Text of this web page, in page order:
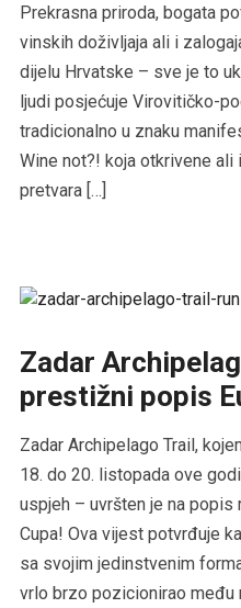
Prekrasna priroda, bogata
vinskih doživljaja ali i
dijelu Hrvatske – sve je to
ljudi posjećuje Virovitičko-
tradicionalno u znaku
Wine not?! koja otkrivene
pretvara […]
Zadar
prestižni popis
Zadar Archipelago Trail,
18. do 20. listopada ove
uspjeh – uvršten je na popis
Cupa! Ova vijest potvrđuje
sa svojim jedinstvenim
vrlo brzo pozicionirao među